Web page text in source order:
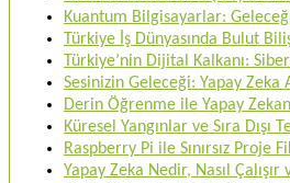
Kuantum Bilgisayarlar:
Türkiye İş Dünyasında Bulut
Türkiye’nin Dijital Kalkanı:
Sesinizin Geleceği: Yapay Zeka
Derin Öğrenme ile Yapay
Küresel Yangınlar ve Sıra
Raspberry Pi ile Sınırsız Proje
Yapay Zeka Nedir, Nasıl